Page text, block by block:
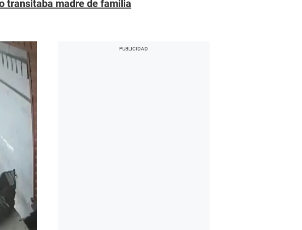
transitaba madre de familia